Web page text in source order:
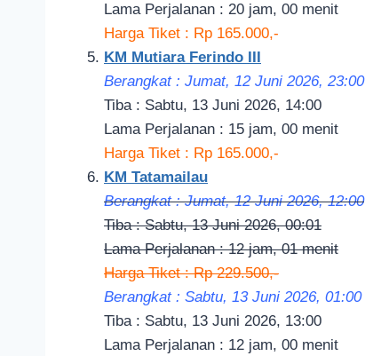
Lama Perjalanan : 20 jam, 00 menit
Harga Tiket : Rp 165.000,-
KM Mutiara Ferindo III
Berangkat : Jumat, 12 Juni 2026, 23:00
Tiba : Sabtu, 13 Juni 2026, 14:00
Lama Perjalanan : 15 jam, 00 menit
Harga Tiket : Rp 165.000,-
KM Tatamailau
Berangkat : Jumat, 12 Juni 2026, 12:00
Tiba : Sabtu, 13 Juni 2026, 00:01
Lama Perjalanan : 12 jam, 01 menit
Harga Tiket : Rp 229.500,-
Berangkat : Sabtu, 13 Juni 2026, 01:00
Tiba : Sabtu, 13 Juni 2026, 13:00
Lama Perjalanan : 12 jam, 00 menit